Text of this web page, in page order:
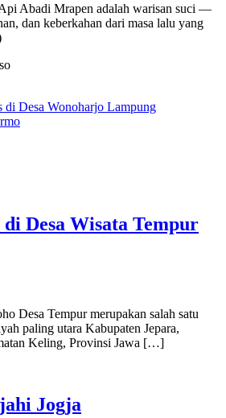
Abadi Mrapen adalah warisan suci —
dan keberkahan dari masa lalu yang
di Desa Wonoharjo Lampung
Desa Wisata Tempur
Desa Tempur merupakan salah satu
paling utara Kabupaten Jepara,
Keling, Provinsi Jawa […]
Jogja